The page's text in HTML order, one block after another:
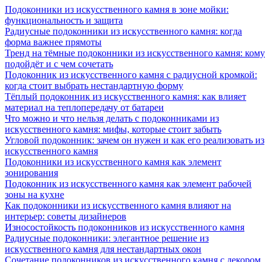
Подоконники из искусственного камня в зоне мойки:
функциональность и защита
Радиусные подоконники из искусственного камня: когда
форма важнее прямоты
Тренд на тёмные подоконники из искусственного камня: кому
подойдёт и с чем сочетать
Подоконник из искусственного камня с радиусной кромкой:
когда стоит выбрать нестандартную форму
Тёплый подоконник из искусственного камня: как влияет
материал на теплопередачу от батареи
Что можно и что нельзя делать с подоконниками из
искусственного камня: мифы, которые стоит забыть
Угловой подоконник: зачем он нужен и как его реализовать из
искусственного камня
Подоконники из искусственного камня как элемент
зонирования
Подоконник из искусственного камня как элемент рабочей
зоны на кухне
Как подоконники из искусственного камня влияют на
интерьер: советы дизайнеров
Износостойкость подоконников из искусственного камня
Радиусные подоконники: элегантное решение из
искусственного камня для нестандартных окон